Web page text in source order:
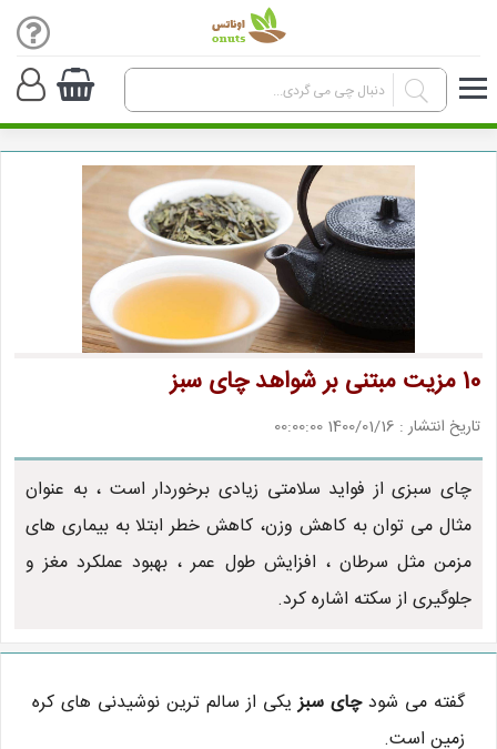
10 مزیت مبتنی بر شواهد چای سبز
تاریخ انتشار : 1400/01/16 00:00:00
چای سبزی از فواید سلامتی زیادی برخوردار است ، به عنوان
مثال می توان به کاهش وزن، کاهش خطر ابتلا به بیماری های
مزمن مثل سرطان ، افزایش طول عمر ، بهبود عملکرد مغز و
جلوگیری از سکته اشاره کرد.
گفته می شودچای سبزیکی از سالم ترین نوشیدنی های کره
زمین است.